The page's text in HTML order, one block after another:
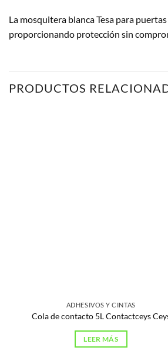
La mosquitera blanca Tesa para
proporcionando protección sin
PRODUCTOS
ADHESIVOS Y CINTAS
Cola de contacto 5L Contactceys
LEER MÁS